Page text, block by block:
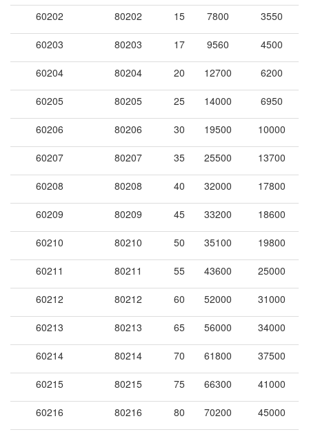
60202 80202 15 7800 3550
60203 80203 17 9560 4500
60204 80204 20 12700 6200
60205 80205 25 14000 6950
60206 80206 30 19500 10000
60207 80207 35 25500 13700
60208 80208 40 32000 17800
60209 80209 45 33200 18600
60210 80210 50 35100 19800
60211 80211 55 43600 25000
60212 80212 60 52000 31000
60213 80213 65 56000 34000
60214 80214 70 61800 37500
60215 80215 75 66300 41000
60216 80216 80 70200 45000